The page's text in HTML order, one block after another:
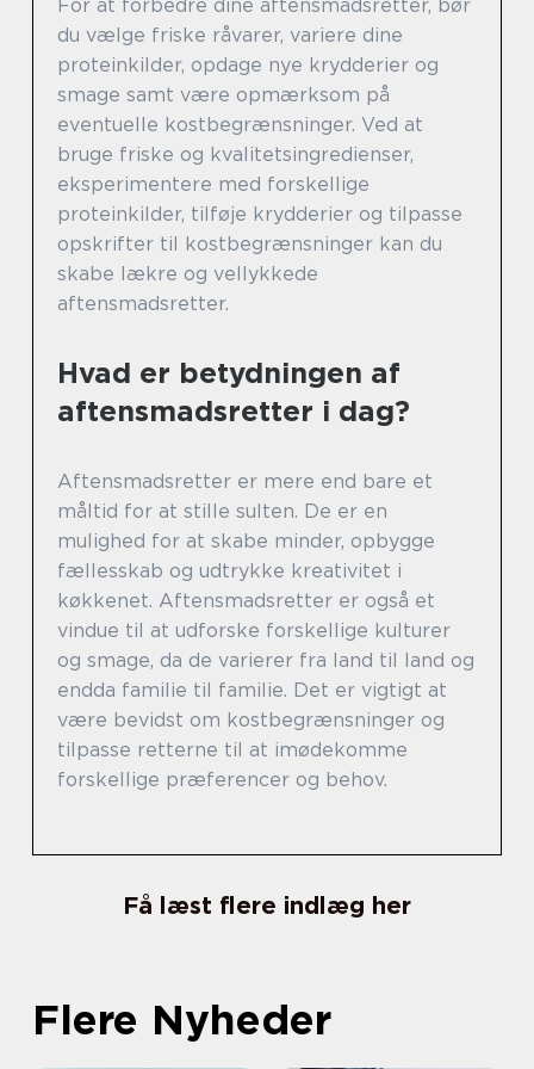
For at forbedre dine aftensmadsretter, bør
du vælge friske råvarer, variere dine
proteinkilder, opdage nye krydderier og
smage samt være opmærksom på
eventuelle kostbegrænsninger. Ved at
bruge friske og kvalitetsingredienser,
eksperimentere med forskellige
proteinkilder, tilføje krydderier og tilpasse
opskrifter til kostbegrænsninger kan du
skabe lækre og vellykkede
aftensmadsretter.
Hvad er betydningen af
aftensmadsretter i dag?
Aftensmadsretter er mere end bare et
måltid for at stille sulten. De er en
mulighed for at skabe minder, opbygge
fællesskab og udtrykke kreativitet i
køkkenet. Aftensmadsretter er også et
vindue til at udforske forskellige kulturer
og smage, da de varierer fra land til land og
endda familie til familie. Det er vigtigt at
være bevidst om kostbegrænsninger og
tilpasse retterne til at imødekomme
forskellige præferencer og behov.
Få læst flere indlæg her
Flere Nyheder